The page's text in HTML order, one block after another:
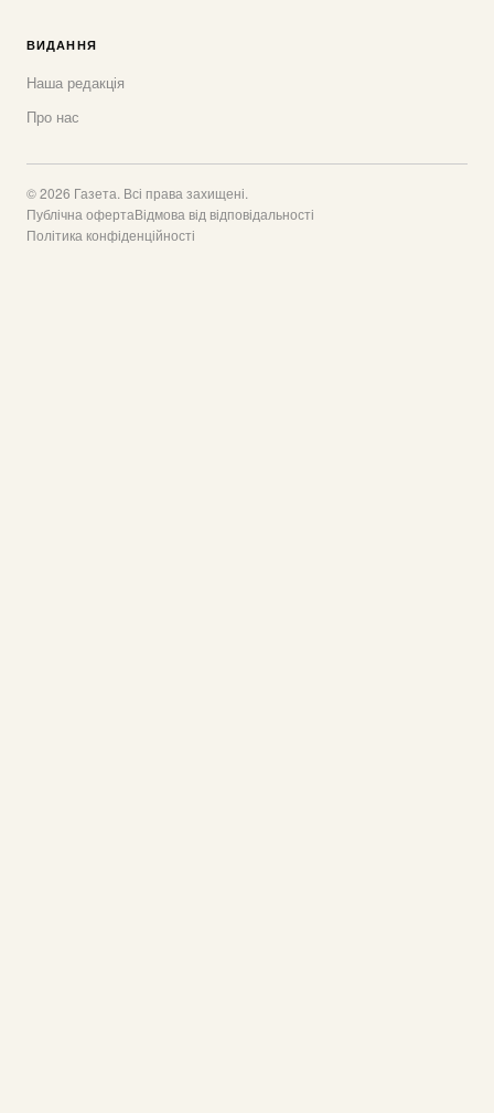
ВИДАННЯ
Наша редакція
Про нас
© 2026 Газета. Всі права захищені.
Публічна офертаВідмова від відповідальності
Політика конфіденційності